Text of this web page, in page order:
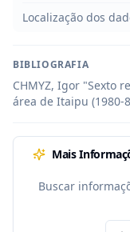
Localização dos
BIBLIOGRAFIA
CHMYZ, Igor "Sexto
área de Itaipu (1980-
Mais
Buscar